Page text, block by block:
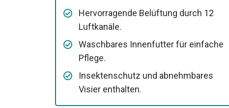
Hervorragende Belüftung durch 12
Luftkanäle.
Waschbares Innenfutter für einfache
Pflege.
Insektenschutz und abnehmbares
Visier enthalten.